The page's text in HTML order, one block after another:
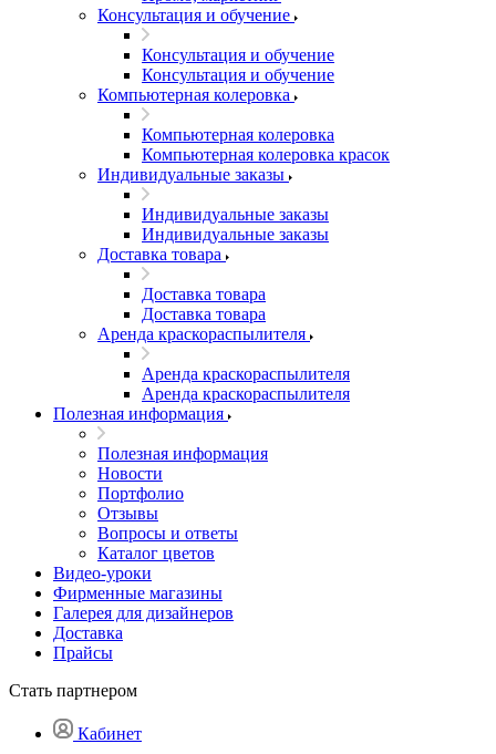
Консультация и обучение
Консультация и обучение
Консультация и обучение
Компьютерная колеровка
Компьютерная колеровка
Компьютерная колеровка красок
Индивидуальные заказы
Индивидуальные заказы
Индивидуальные заказы
Доставка товара
Доставка товара
Доставка товара
Аренда краскораспылителя
Аренда краскораспылителя
Аренда краскораспылителя
Полезная информация
Полезная информация
Новости
Портфолио
Отзывы
Вопросы и ответы
Каталог цветов
Видео-уроки
Фирменные магазины
Галерея для дизайнеров
Доставка
Прайсы
Стать партнером
Кабинет